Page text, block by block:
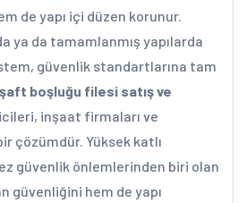
de yapı içi düzen korunur.
ya da tamamlanmış yapılarda
güvenlik standartlarına tam
boşluğu filesi satış ve
inşaat firmaları ve
çözümdür. Yüksek katlı
güvenlik önlemlerinden biri olan
güvenliğini hem de yapı